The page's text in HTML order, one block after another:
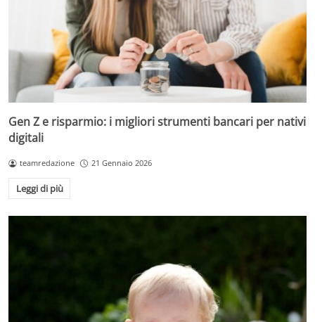
Gen Z e risparmio: i migliori strumenti bancari per nativi
digitali
teamredazione 21 Gennaio 2026
Leggi di più